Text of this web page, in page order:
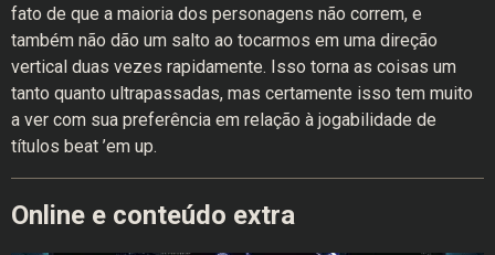
fato de que a maioria dos personagens não correm, e
também não dão um salto ao tocarmos em uma direção
vertical duas vezes rapidamente. Isso torna as coisas um
tanto quanto ultrapassadas, mas certamente isso tem muito
a ver com sua preferência em relação à jogabilidade de
títulos beat ’em up.
Online e conteúdo extra